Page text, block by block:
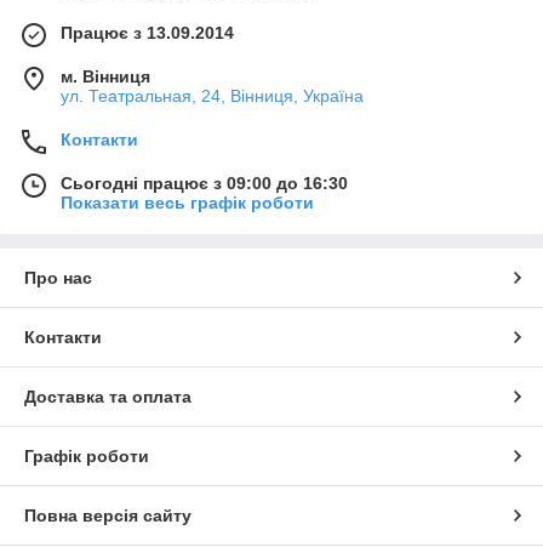
Працює з 13.09.2014
м. Вінниця
ул. Театральная, 24, Вінниця, Україна
Контакти
Сьогодні працює з 09:00 до 16:30
Показати весь графік роботи
Про нас
Контакти
Доставка та оплата
Графік роботи
Повна версія сайту